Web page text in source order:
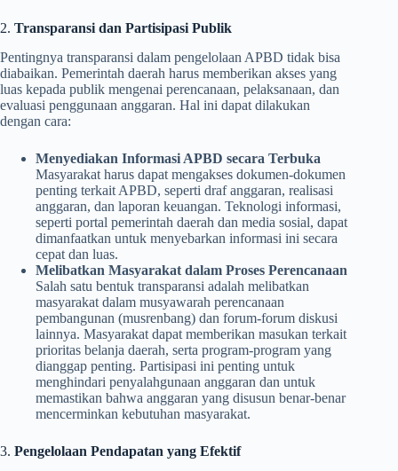
2. Transparansi dan Partisipasi Publik
Pentingnya transparansi dalam pengelolaan APBD tidak bisa
diabaikan. Pemerintah daerah harus memberikan akses yang
luas kepada publik mengenai perencanaan, pelaksanaan, dan
evaluasi penggunaan anggaran. Hal ini dapat dilakukan
dengan cara:
Menyediakan Informasi APBD secara Terbuka
Masyarakat harus dapat mengakses dokumen-dokumen
penting terkait APBD, seperti draf anggaran, realisasi
anggaran, dan laporan keuangan. Teknologi informasi,
seperti portal pemerintah daerah dan media sosial, dapat
dimanfaatkan untuk menyebarkan informasi ini secara
cepat dan luas.
Melibatkan Masyarakat dalam Proses Perencanaan
Salah satu bentuk transparansi adalah melibatkan
masyarakat dalam musyawarah perencanaan
pembangunan (musrenbang) dan forum-forum diskusi
lainnya. Masyarakat dapat memberikan masukan terkait
prioritas belanja daerah, serta program-program yang
dianggap penting. Partisipasi ini penting untuk
menghindari penyalahgunaan anggaran dan untuk
memastikan bahwa anggaran yang disusun benar-benar
mencerminkan kebutuhan masyarakat.
3. Pengelolaan Pendapatan yang Efektif